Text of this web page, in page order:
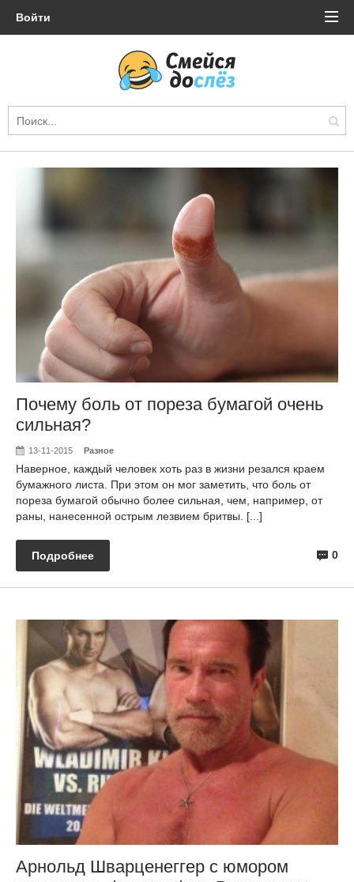
Войти
Почему боль от пореза бумагой очень
сильная?
13-11-2015 Разное
Наверное, каждый человек хоть раз в жизни резался краем
бумажного листа. При этом он мог заметить, что боль от
пореза бумагой обычно более сильная, чем, например, от
раны, нанесенной острым лезвием бритвы. [...]
0
Подробнее
Арнольд Шварценеггер с юмором